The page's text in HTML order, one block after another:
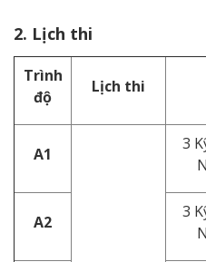
2. Lịch thi
Trình
độ
Lịch thi
A1
3
A2
3